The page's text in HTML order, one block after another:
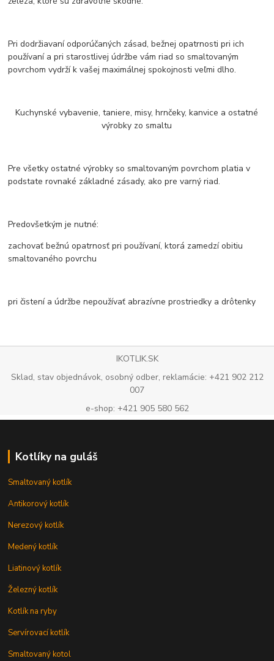
Pri dodržiavaní odporúčaných zásad, bežnej opatrnosti pri ich
používaní a pri starostlivej údržbe vám riad so smaltovaným
povrchom vydrží k vašej maximálnej spokojnosti veľmi dlho.
Kuchynské vybavenie, taniere, misy, hrnčeky, kanvice a ostatné
výrobky zo smaltu
Pre všetky ostatné výrobky so smaltovaným povrchom platia v
podstate rovnaké základné zásady, ako pre varný riad.
Predovšetkým je nutné:
zachovať bežnú opatrnosť pri používaní, ktorá zamedzí obitiu
smaltovaného povrchu
pri čistení a údržbe nepoužívať abrazívne prostriedky a drôtenky
IKOTLIK.SK
Sklad, stav objednávok, osobný odber, reklamácie: +421 902 212
007
e-shop: +421 905 580 562
Kotlíky na guláš
Smaltovaný kotlík
Antikorový kotlík
Nerezový kotlík
Medený kotlík
Liatinový kotlík
Železný kotlík
Kotlík na ryby
Servírovací kotlík
Smaltovaný kotol